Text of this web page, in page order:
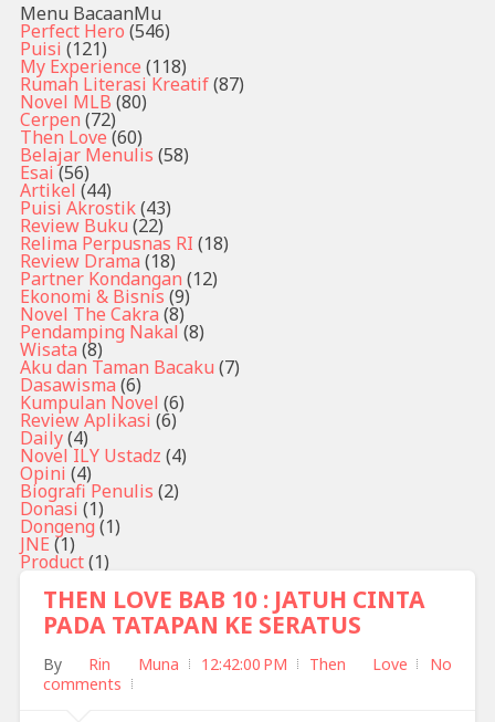
Menu BacaanMu
Perfect Hero (546)
Puisi (121)
My Experience (118)
Rumah Literasi Kreatif(87)
Novel MLB (80)
Cerpen (72)
Then Love (60)
Belajar Menulis (58)
Esai (56)
Artikel (44)
Puisi Akrostik(43)
Review Buku (22)
Relima Perpusnas RI (18)
Review Drama (18)
Partner Kondangan (12)
Ekonomi & Bisnis (9)
Novel The Cakra (8)
Pendamping Nakal (8)
Wisata (8)
Aku dan Taman Bacaku (7)
Dasawisma (6)
Kumpulan Novel (6)
Review Aplikasi (6)
Daily(4)
Novel ILY Ustadz (4)
Opini (4)
Biografi Penulis (2)
Donasi (1)
Dongeng (1)
JNE (1)
Product(1)
THEN LOVE BAB 10 : JATUH CINTA
PADA TATAPAN KE SERATUS
By Rin Muna 12:42:00 PM Then Love
No
comments